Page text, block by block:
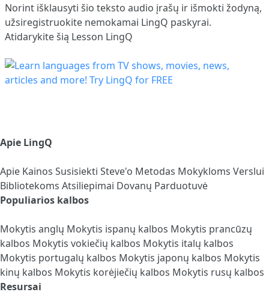
Norint išklausyti šio teksto audio įrašų ir išmokti žodyną,
užsiregistruokite nemokamai LingQ paskyrai.
Atidarykite šią Lesson LingQ
Apie LingQ
Apie Kainos Susisiekti Steve'o Metodas Mokykloms Verslui
Bibliotekoms Atsiliepimai Dovanų Parduotuvė
Populiarios kalbos
Mokytis anglų Mokytis ispanų kalbos Mokytis prancūzų
kalbos Mokytis vokiečių kalbos Mokytis italų kalbos
Mokytis portugalų kalbos Mokytis japonų kalbos Mokytis
kinų kalbos Mokytis korėjiečių kalbos Mokytis rusų kalbos
Resursai